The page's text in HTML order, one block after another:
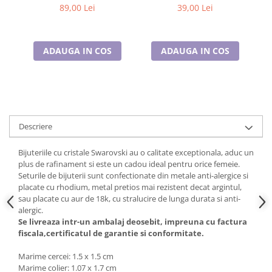
Cadouri pentru Doctori
18K
89,00 Lei
ADAUGA IN COS
39,00 Lei
ADAUGA IN COS
Descriere
Bijuteriile cu cristale Swarovski au o calitate exceptionala, aduc un
plus de rafinament si este un cadou ideal pentru orice femeie.
Seturile de bijuterii sunt confectionate din metale anti-alergice si
placate cu rhodium, metal pretios mai rezistent decat argintul,
sau placate cu aur de 18k, cu stralucire de lunga durata si anti-
alergic.
Se livreaza intr-un ambalaj deosebit, impreuna cu factura
fiscala,certificatul de garantie si conformitate.
Marime cercei: 1.5 x 1.5 cm
Marime colier: 1.07 x 1.7 cm